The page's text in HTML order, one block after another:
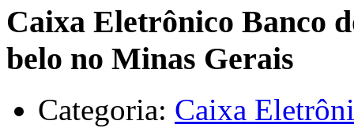
Caixa Eletrônico Banco
belo no Minas Gerais
Categoria: Caixa